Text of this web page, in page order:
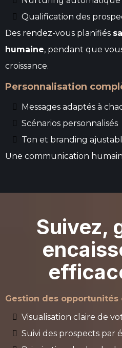
Qualification des
Des rendez-vous planifiés
humaine, pendant que
croissance.
Personnalisation
Messages adaptés à
Scénarios personnalisés
Ton et branding
Une communication
Suivez,
Gestion des opportunités
Visualisation claire de
Suivi des prospects par